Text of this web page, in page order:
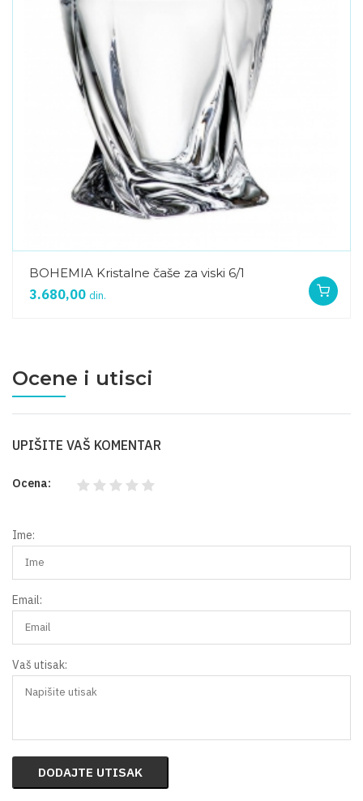
BOHEMIA Kristalne čaše za viski 6/1
3.680,00 din.
Ocene i utisci
UPIŠITE VAŠ KOMENTAR
Ocena:
Ime:
Email:
Vaš utisak:
DODAJTE UTISAK